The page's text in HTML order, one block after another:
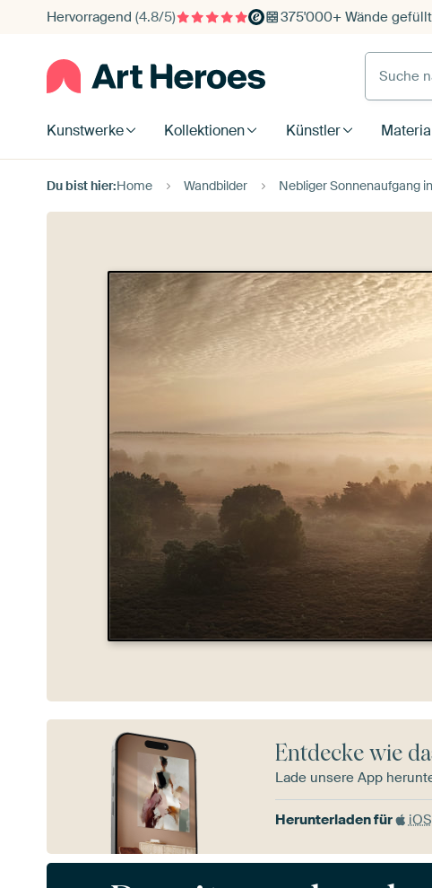
Hervorragend (4.8/5) 375'000+ Wände gefüllt
Suche
Kunstwerke Kollektionen Künstler
Du bist hier:Home Wandbilder Nebliger Sonnenaufgang in
Entdecke wie
Lade unsere App
Herunterladen für iOS